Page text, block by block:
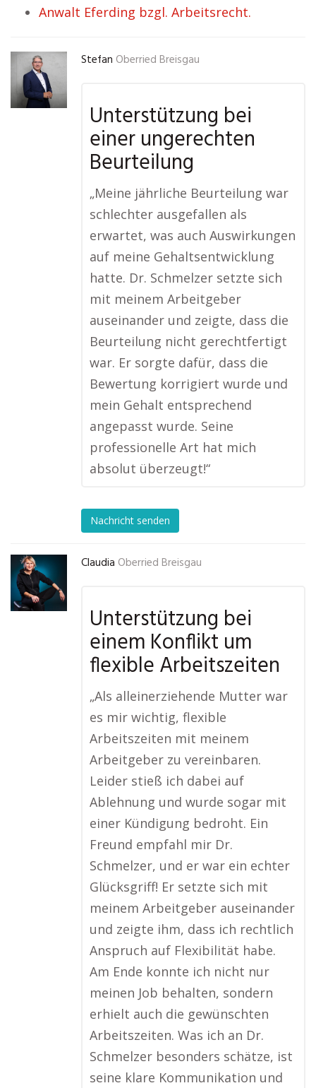
Anwalt Eferding bzgl. Arbeitsrecht.
Stefan Oberried Breisgau
Unterstützung bei
einer ungerechten
Beurteilung
„Meine jährliche Beurteilung war
schlechter ausgefallen als
erwartet, was auch Auswirkungen
auf meine Gehaltsentwicklung
hatte. Dr. Schmelzer setzte sich
mit meinem Arbeitgeber
auseinander und zeigte, dass die
Beurteilung nicht gerechtfertigt
war. Er sorgte dafür, dass die
Bewertung korrigiert wurde und
mein Gehalt entsprechend
angepasst wurde. Seine
professionelle Art hat mich
absolut überzeugt!“
Nachricht senden
Claudia Oberried Breisgau
Unterstützung bei
einem Konflikt um
flexible Arbeitszeiten
„Als alleinerziehende Mutter war
es mir wichtig, flexible
Arbeitszeiten mit meinem
Arbeitgeber zu vereinbaren.
Leider stieß ich dabei auf
Ablehnung und wurde sogar mit
einer Kündigung bedroht. Ein
Freund empfahl mir Dr.
Schmelzer, und er war ein echter
Glücksgriff! Er setzte sich mit
meinem Arbeitgeber auseinander
und zeigte ihm, dass ich rechtlich
Anspruch auf Flexibilität habe.
Am Ende konnte ich nicht nur
meinen Job behalten, sondern
erhielt auch die gewünschten
Arbeitszeiten. Was ich an Dr.
Schmelzer besonders schätze, ist
seine klare Kommunikation und